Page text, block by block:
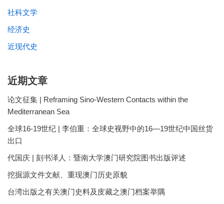
社科文学
经济史
近现代史
近期文章
论文征集 | Reframing Sino-Western Contacts within the
Mediterranean Sea
全球16-19世纪 | 李伯重：全球史视野中的16—19世纪中国丝货
出口
代国庆 | 刻书泽人：暨南大学澳门研究院图书出版评述
挖掘源文件文献、重现澳门历史原貌
台湾出版之有关澳门史料及庋藏之澳门档案举隅